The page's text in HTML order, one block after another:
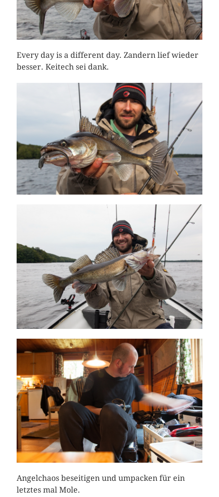
Every day is a different day. Zandern lief wieder
besser. Keitech sei dank.
Angelchaos beseitigen und umpacken für ein
letztes mal Mole.